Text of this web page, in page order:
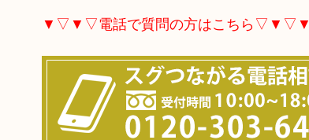
▼▽▼▽電話で質問の方はこちら▽▼▽▼